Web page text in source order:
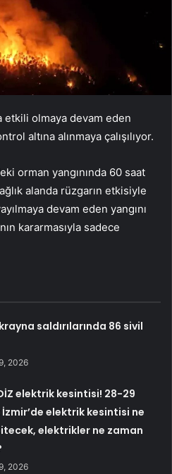
etkili olmaya devam eden
altına alınmaya çalışılıyor.
orman yangınında 60 saat
alanda rüzgarın etkisiyle
devam eden yangını
kararmasıyla sadece
saldırılarında 86 sivil
2026
elektrik kesintisi! 28-29
elektrik kesintisi ne
elektrikler ne zaman
2026